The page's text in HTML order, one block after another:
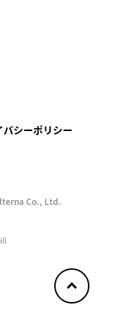
バシーポリシー
Co., Ltd.